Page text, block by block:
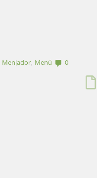
Menjador, Menú 0